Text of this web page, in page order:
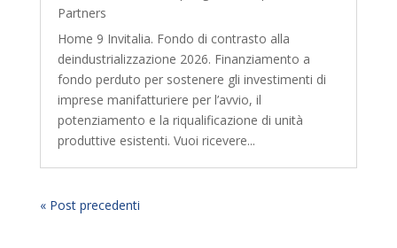
Partners
Home 9 Invitalia. Fondo di contrasto alla
deindustrializzazione 2026. Finanziamento a
fondo perduto per sostenere gli investimenti di
imprese manifatturiere per l’avvio, il
potenziamento e la riqualificazione di unità
produttive esistenti. Vuoi ricevere...
« Post precedenti